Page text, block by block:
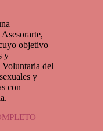
objetivo
y
Voluntaria del
y
con